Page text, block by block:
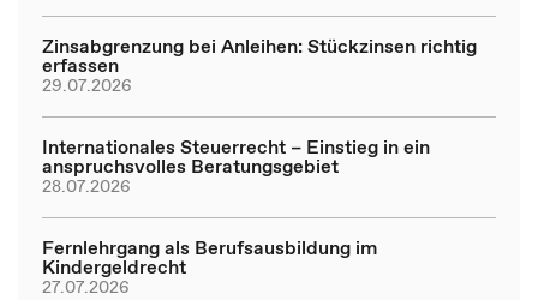
Zinsabgrenzung bei Anleihen: Stückzinsen richtig
erfassen
29.07.2026
Internationales Steuerrecht – Einstieg in ein
anspruchsvolles Beratungsgebiet
28.07.2026
Fernlehrgang als Berufsausbildung im
Kindergeldrecht
27.07.2026